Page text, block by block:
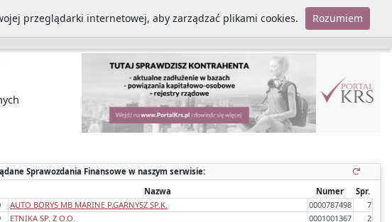
prywatności Polityka cookies
Sprawozdania Finansowe w naszym serwisie:
Nazwa Numer
Spr.
AUTO BORYS MB MARINE P.GARNYSZ SP.K. 0000787498
7
ETNIKA SP. Z O.O. 0001001367
2
przeglądarki internetowej, aby zarządzać plikami cookies. Rozumiem